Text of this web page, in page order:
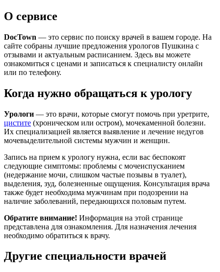
О сервисе
DocTown — это сервис по поиску врачей в вашем городе. На
сайте собраны лучшие предложения урологов Пушкина с
отзывами и актуальным расписанием. Здесь вы можете
ознакомиться с ценами и записаться к специалисту онлайн
или по телефону.
Когда нужно обращаться к урологу
Урологи — это врачи, которые смогут помочь при уретрите,
цистите (хроническом или остром), мочекаменной болезни.
Их специализацией является выявление и лечение недугов
мочевыделительной системы мужчин и женщин.
Запись на прием к урологу нужна, если вас беспокоят
следующие симптомы: проблемы с мочеиспусканием
(недержание мочи, слишком частые позывы в туалет),
выделения, зуд, болезненные ощущения. Консультация врача
также будет необходима мужчинам при подозрении на
наличие заболеваний, передающихся половым путем.
Обратите внимание! Информация на этой странице
представлена для ознакомления. Для назначения лечения
необходимо обратиться к врачу.
Другие специальности врачей